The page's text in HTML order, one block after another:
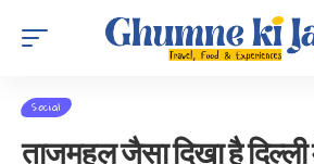
Social
ताजमहल जैसा दिखा है दिल्ली